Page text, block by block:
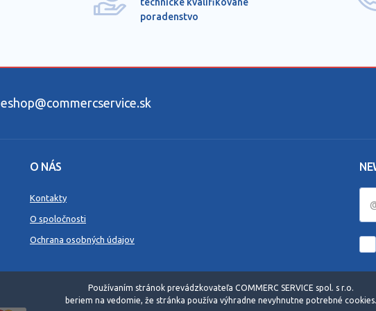
poradenstvo
eshop@commercservice.sk
O NÁS
Kontakty
O spoločnosti
Ochrana osobných údajov
Používaním stránok prevádzkovateľa COMMERC SERVICE spol. s r.o.
beriem na vedomie, že stránka používa výhradne nevyhnutne potrebné cookies.